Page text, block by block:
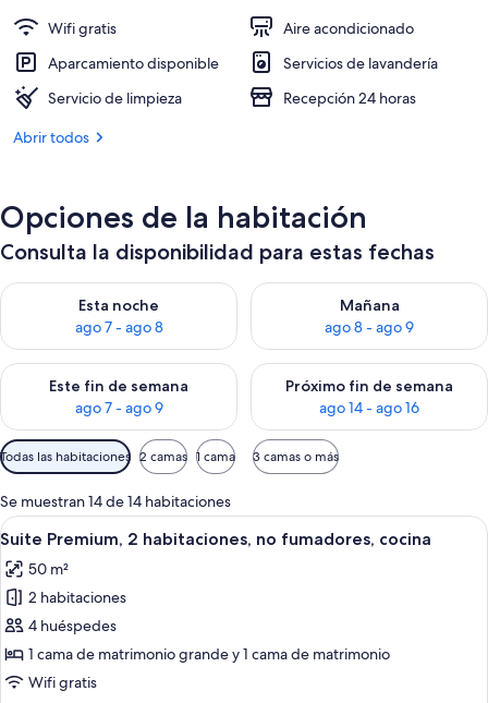
Wifi gratis
Aire acondicionado
Aparcamiento disponible
Servicios de lavandería
Servicio de limpieza
Recepción 24 horas
Abrir todos
Opciones de la habitación
Consulta la disponibilidad para estas fechas
Esta noche
ago 7 - ago 8
Consulta la disponibilidad para esta noche, ago 7 - ago 8
Mañana
ago 8 - ago 9
Consulta la disponibilidad
Este fin de semana
ago 7 - ago 9
Consulta la disponibilidad para este fin de semana, ago 7 -
Próximo fin de semana
ago 14 - ago 16
Consulta la disponibilidad
Filtros
disponibles
para
las
habitaciones
Todas las habitaciones 2 camas 1 cama 3 camas o más
Se muestran 14 de 14 habitaciones
Abrir
todas
las
fotos
de
Suite
Premium,
Un dormitorio de hotel moderno
6
Suite Premium, 2 habitaciones, no fumadores, cocina
50 m²
2 habitaciones
4 huéspedes
1 cama de matrimonio grande y 1 cama de matrimonio
Wifi gratis